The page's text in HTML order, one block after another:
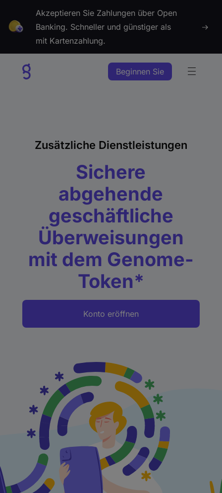
Akzeptieren Sie Zahlungen über Open
Banking. Schneller und günstiger als
mit Kartenzahlung.
Beginnen Sie
Zusätzliche Dienstleistungen
Sichere
abgehende
geschäftliche
Überweisungen
mit dem Genome-
Token*
Konto eröffnen